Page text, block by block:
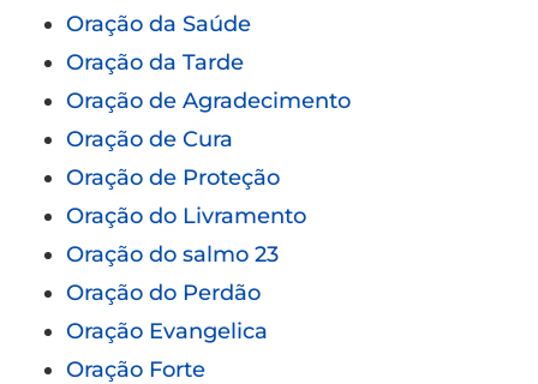
Oração da Saúde
Oração da Tarde
Oração de Agradecimento
Oração de Cura
Oração de Proteção
Oração do Livramento
Oração do salmo 23
Oração do Perdão
Oração Evangelica
Oração Forte